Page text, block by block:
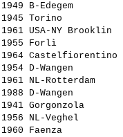
1949 B-Edegem
1945 Torino
1961 USA-NY
1955 Forlì
1964
1954 D-Wangen
1961 NL-Rotterdam
1988 D-Wangen
1941 Gorgonzola
1956 NL-Veghel
1960 Faenza